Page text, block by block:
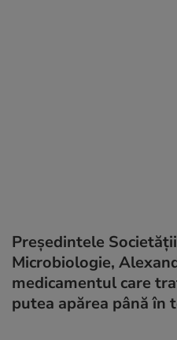
Preşedintele
Microbiologie,
medicamentul care
putea apărea până în